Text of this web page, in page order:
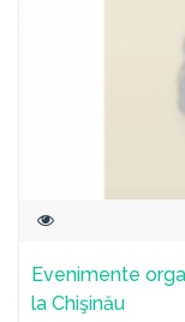
Evenimente
la Chişinău